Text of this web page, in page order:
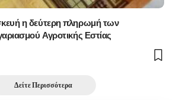
η δεύτερη πληρωμή των
Αγροτικής Εστίας
Δείτε Περισσότερα